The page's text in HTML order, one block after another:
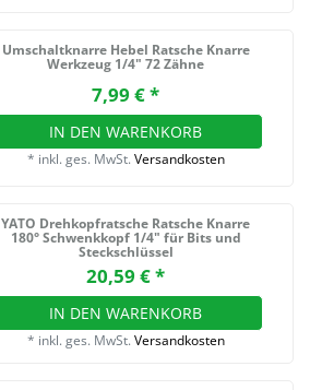
Umschaltknarre Hebel Ratsche Knarre
Werkzeug 1/4" 72 Zähne
7,99 € *
IN DEN WARENKORB
* inkl. ges. MwSt. Versandkosten
YATO Drehkopfratsche Ratsche Knarre
180° Schwenkkopf 1/4" für Bits und
Steckschlüssel
20,59 € *
IN DEN WARENKORB
* inkl. ges. MwSt. Versandkosten